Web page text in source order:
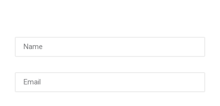
elementor/widgets/dethemekit-grid.php